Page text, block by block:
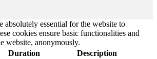
absolutely essential for the website to
cookies ensure basic functionalities and
website, anonymously.
Duration Description